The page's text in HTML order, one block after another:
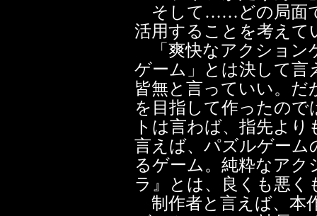
そして……どの局面
活用することを考えて
「爽快なアクション
ゲーム」とは決して言
皆無と言っていい。だ
を目指して作ったの
トは言わば、指先よ
言えば、パズルゲーム
るゲーム。純粋なア
ラ』とは、良くも悪
制作者と言えば、本